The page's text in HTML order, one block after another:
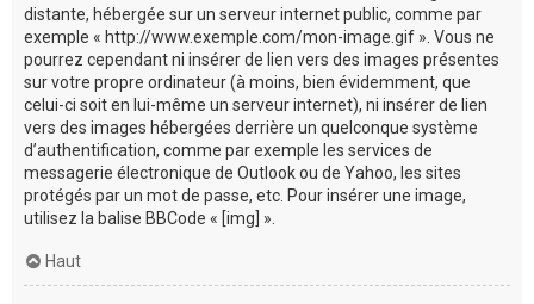
distante, hébergée sur un serveur internet public, comme par
exemple « http://www.exemple.com/mon-image.gif ». Vous ne
pourrez cependant ni insérer de lien vers des images présentes
sur votre propre ordinateur (à moins, bien évidemment, que
celui-ci soit en lui-même un serveur internet), ni insérer de lien
vers des images hébergées derrière un quelconque système
d’authentification, comme par exemple les services de
messagerie électronique de Outlook ou de Yahoo, les sites
protégés par un mot de passe, etc. Pour insérer une image,
utilisez la balise BBCode « [img] ».
Haut